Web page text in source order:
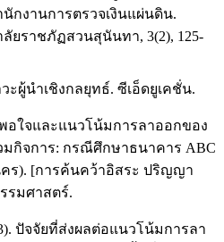
กงานการตรวจเงินแผ่นดิน.
ยราชภัฏสวนสุนันทา, 3(2), 125-
ะผู้นำเชิงกลยุทธ์. ซีเอ็ดยูเคชั่น.
อใจและแนวโน้มการลาออกของ
กิจการ: กรณีศึกษาธนาคาร ABC
คร). [การค้นคว้าอิสระ ปริญญา
รมศาสตร์.
ปัจจัยที่ส่งผลต่อแนวโน้มการลา